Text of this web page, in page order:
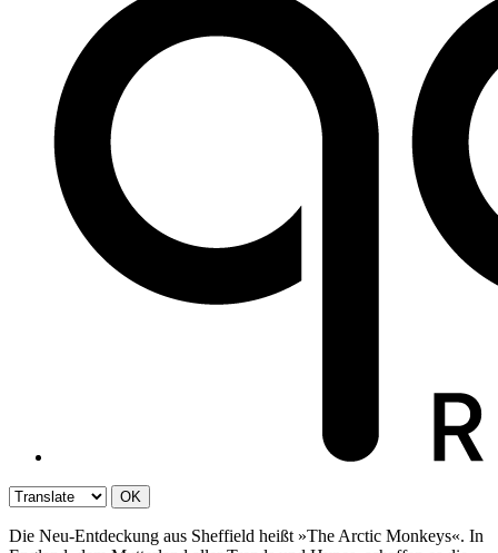
OK
Die Neu-Entdeckung aus Sheffield heißt »The Arctic Monkeys«. In